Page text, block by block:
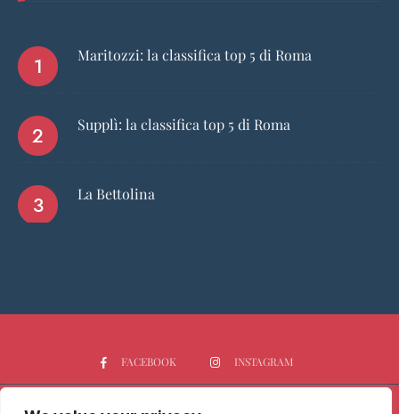
Maritozzi: la classifica top 5 di Roma
Supplì: la classifica top 5 di Roma
La Bettolina
FACEBOOK INSTAGRAM